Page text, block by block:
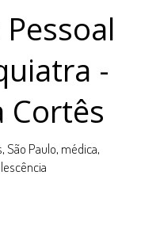
-
Cortês
São Paulo, médica,